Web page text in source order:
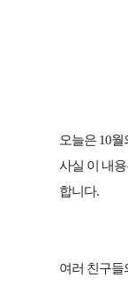
오늘은 10
사실 이 내
합니다.
여러 친구들